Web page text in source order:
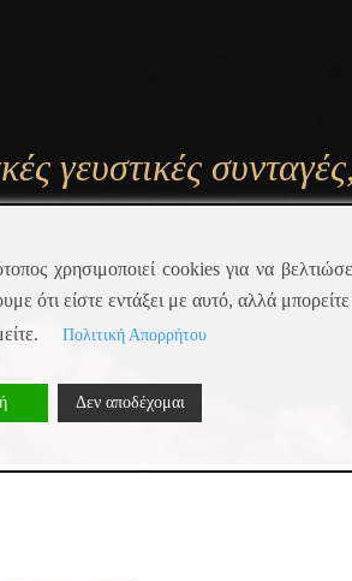
γευστικές
χρησιμοποιεί cookies για να
ότι είστε εντάξει με αυτό, αλλά μπορείτε
Πολιτική Απορρήτου
Δεν αποδέχομαι